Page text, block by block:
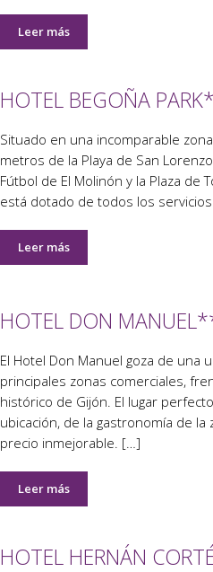
Leer más
HOTEL BEGOÑA
Situado en una incomparable
metros de la Playa de San
Fútbol de El Molinón y la Plaza de
está dotado de todos los
Leer más
HOTEL DON
El Hotel Don Manuel goza de una
principales zonas comerciales,
histórico de Gijón. El lugar
ubicación, de la gastronomía de
precio inmejorable. […]
Leer más
HOTEL HERNÁN